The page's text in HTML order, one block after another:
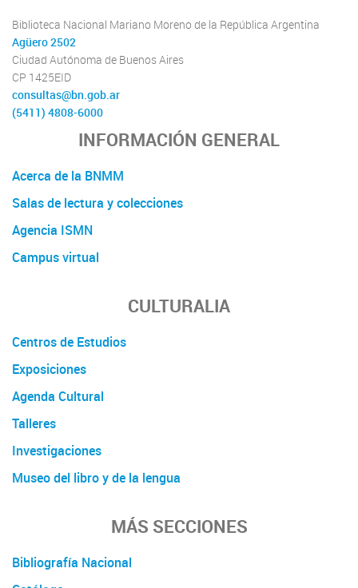
Biblioteca Nacional Mariano Moreno de la República Argentina
Agüero 2502
Ciudad Autónoma de Buenos Aires
CP 1425EID
consultas@bn.gob.ar
(5411) 4808-6000
INFORMACIÓN GENERAL
Acerca de la BNMM
Salas de lectura y colecciones
Agencia ISMN
Campus virtual
CULTURALIA
Centros de Estudios
Exposiciones
Agenda Cultural
Talleres
Investigaciones
Museo del libro y de la lengua
MÁS SECCIONES
Bibliografía Nacional